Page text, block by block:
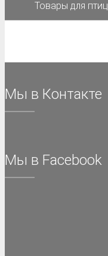
Товары для птиц
Мы в Контакте
Мы в Facebook